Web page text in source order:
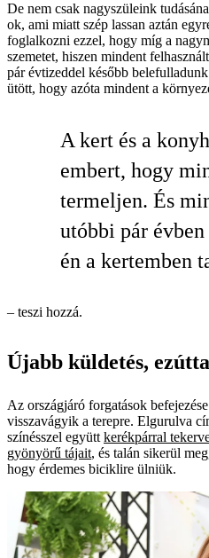
De nem csak nagyszüleink
ok, ami miatt szép lassan aztán
foglalkozni ezzel, hogy míg a
szemetet, hiszen mindent
pár évtizeddel később
ütött, hogy azóta mindent a
A kert és a
embert, hogy
termeljen. És
utóbbi pár
én a kertemben
– teszi hozzá.
Újabb küldetés,
Az országjáró forgatások
visszavágyik a terepre. Elgurulva
színésszel együtt kerékpárral
gyönyörű tájait, és talán sikerül
hogy érdemes biciklire ülniük.